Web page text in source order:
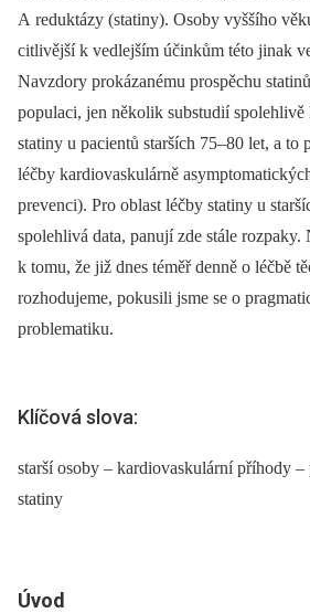
A reduktázy (statiny). Osoby vyššího
citlivější k vedlejším účinkům této jinak
Navzdory prokázanému prospěchu
populaci, jen několik substudií
statiny u pacientů starších 75–80 let, a to
léčby kardiovaskulárně
prevenci). Pro oblast léčby statiny u
spolehlivá data, panují zde stále rozpaky.
k tomu, že již dnes téměř denně o léčbě
rozhodujeme, pokusili jsme se o
problematiku.
Klíčová slova:
starší osoby – kardiovaskulární příhody –
statiny
Úvod